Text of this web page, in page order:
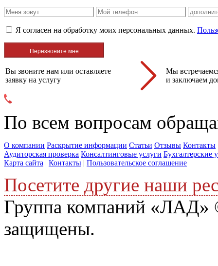
Я согласен на обработку моих персональных данных.
Вы звоните нам или оставляете
заявку на услугу
Мы
и заключаем
По всем вопросам
О компании Раскрытие информации Статьи Отзывы Контакты
Аудиторская проверка Консалтинговые услуги Бухгалтерские
Карта сайта | Контакты | Пользовательское соглашение
Посетите другие наши
Группа компаний «ЛАД»
защищены.